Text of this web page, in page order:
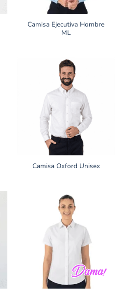
Camisa Ejecutiva Hombre
ML
Camisa Oxford Unisex